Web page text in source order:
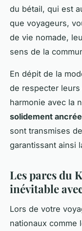
du bétail, qui est
que voyageurs,
de vie nomade,
sens de la
En dépit de la
de respecter
harmonie avec la
solidement
sont transmises
garantissant ainsi
Les parcs du
inévitable
Lors de votre
nationaux comme